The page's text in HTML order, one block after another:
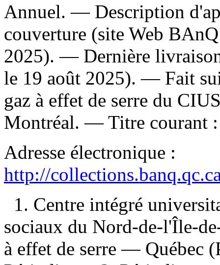
Annuel. — Description
couverture (site Web
2025). — Dernière
le 19 août 2025). — Fait
gaz à effet de serre du
Montréal. —Titre courant
Adresse électronique :
http://
1. Centre intégré
sociaux du Nord-de-l'Île-
à effet de serre —